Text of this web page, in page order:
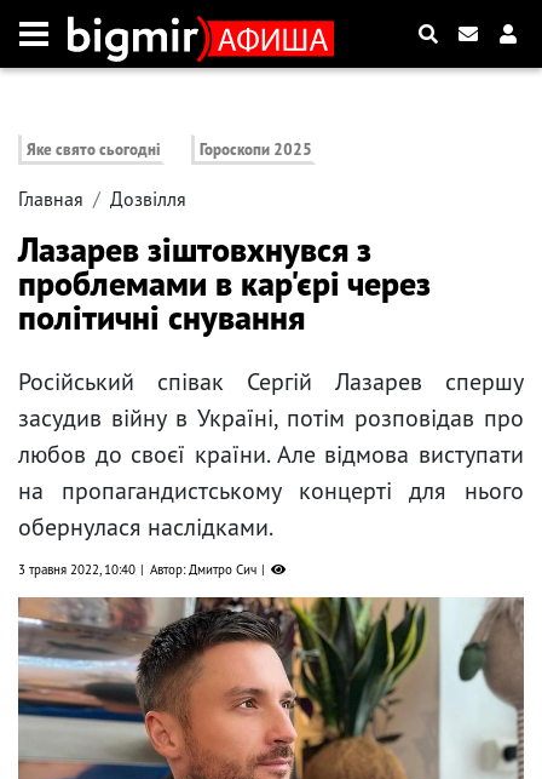
Яке свято сьогодні Гороскопи 2025
Главная Дозвілля
Лазарев зіштовхнувся з
проблемами в кар'єрі через
політичні снування
Російський співак Сергій Лазарев спершу
засудив війну в Україні, потім розповідав про
любов до своєї країни. Але відмова виступати
на пропагандистському концерті для нього
обернулася наслідками.
3 травня 2022, 10:40 Автор: Дмитро Сич